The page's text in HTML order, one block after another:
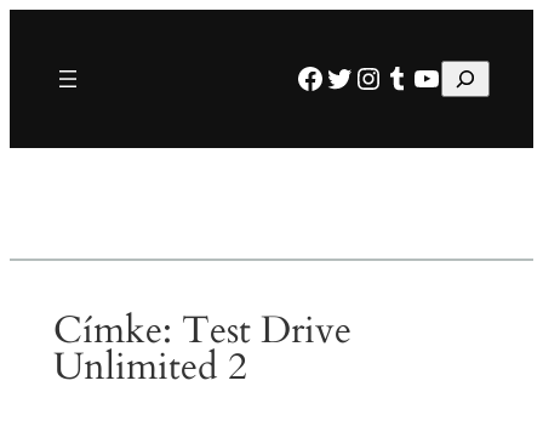
tartalomhoz
Facebook
Twitter
Instagram
Tumblr
YouTube
Keresés
Címke: Test Drive
Unlimited 2